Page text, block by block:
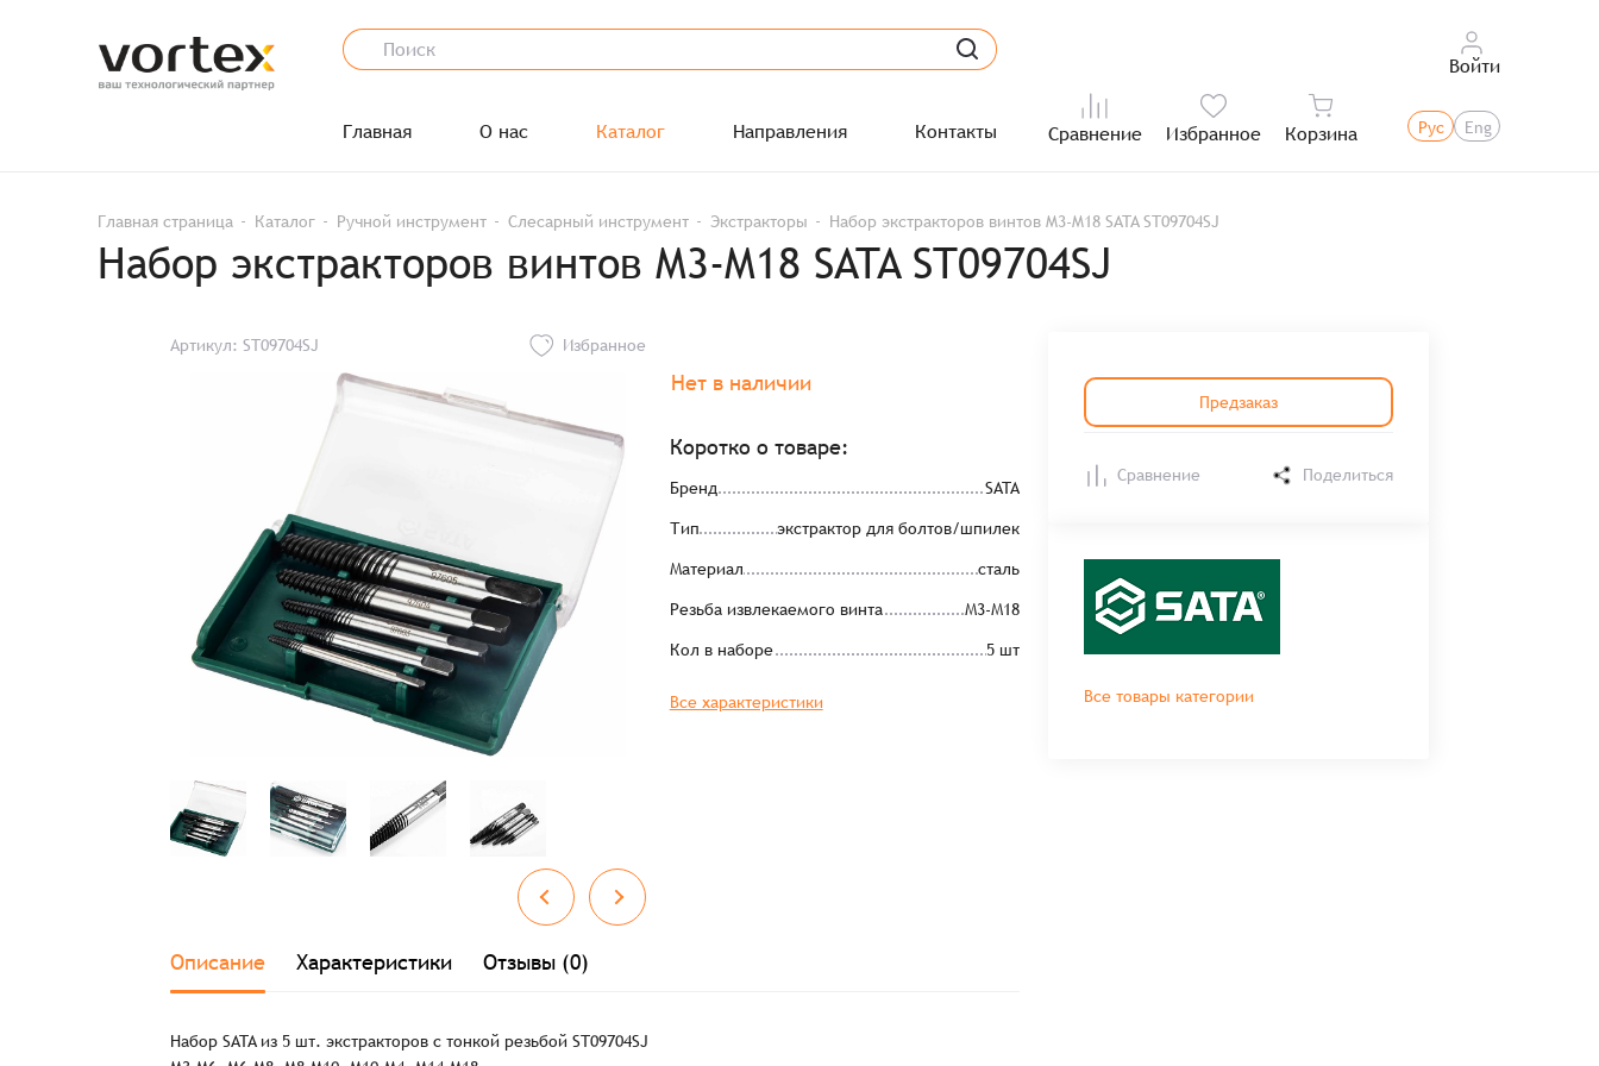
Войти
Главная О нас Каталог Направления Контакты Сравнение Избранное Корзина Рус Eng
Главная страница Каталог Ручной инструмент Слесарный инструмент Экстракторы Набор экстракторов винтов M3-M18 SATA ST09704SJ
Набор экстракторов винтов M3-M18 SATA ST09704SJ
Артикул: ST09704SJ Избранное
Нет в наличии
Коротко о товаре:
Бренд SATA
Тип экстрактор для болтов/шпилек
Материал сталь
Резьба извлекаемого винта М3-М18
Кол в наборе 5 шт
Все характеристики
Предзаказ
Сравнение Поделиться
Все товары категории
Описание Характеристики Отзывы (0)
Набор SATA из 5 шт. экстракторов с тонкой резьбой ST09704SJ